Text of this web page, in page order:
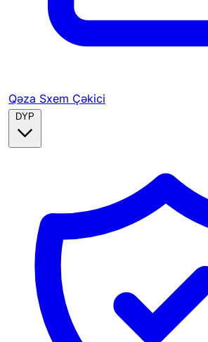
Qəza Sxem Çəkici
DYP